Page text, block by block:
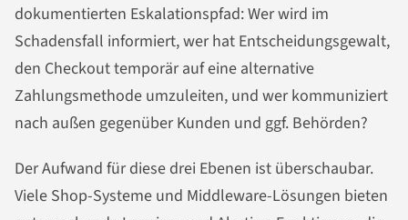
dokumentierten Eskalationspfad: Wer wird im
Schadensfall informiert, wer hat Entscheidungsgewalt,
den Checkout temporär auf eine alternative
Zahlungsmethode umzuleiten, und wer kommuniziert
nach außen gegenüber Kunden und ggf. Behörden?
Der Aufwand für diese drei Ebenen ist überschaubar.
Viele Shop-Systeme und Middleware-Lösungen bieten